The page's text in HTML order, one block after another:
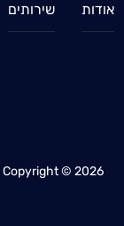
אודות שירותים
Copyright © 2026